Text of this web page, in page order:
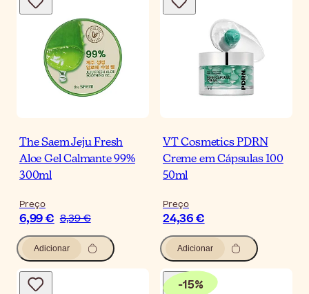
The Saem Jeju Fresh
Aloe Gel Calmante 99%
300ml
Preço
6,99 € 8,39 €
Adicionar
VT Cosmetics PDRN
Creme em Cápsulas 100
50ml
Preço
24,36 €
Adicionar
-15%